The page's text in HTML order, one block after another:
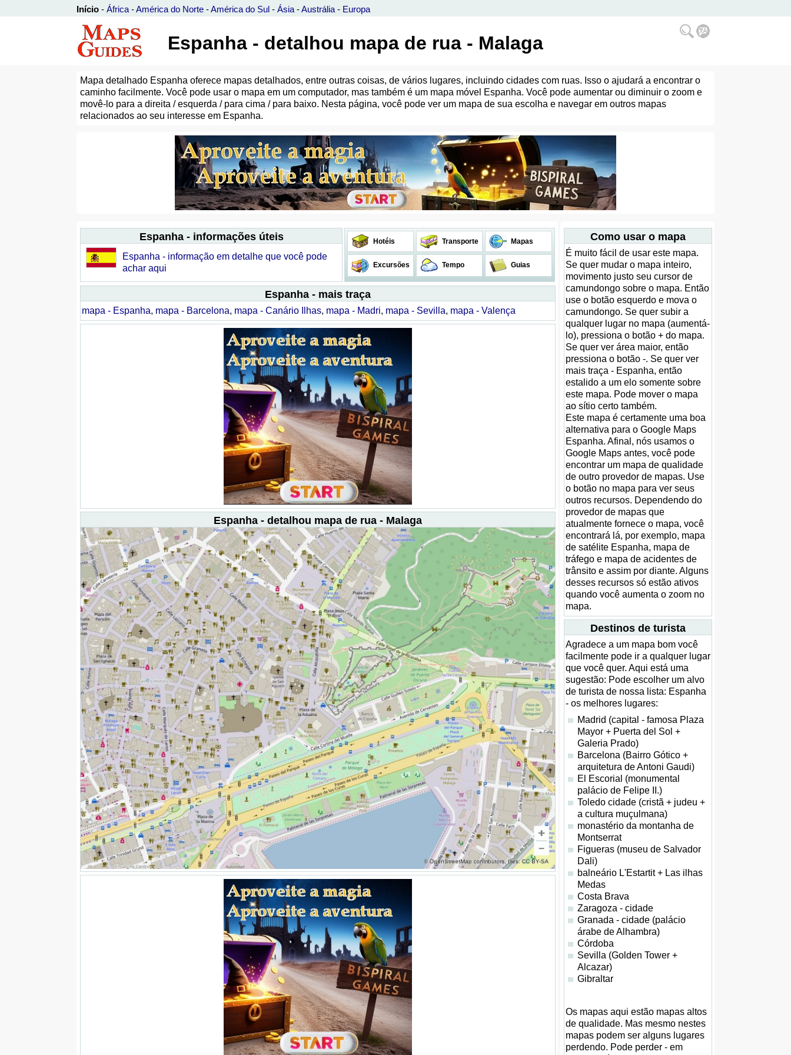
Início - África -América do Norte -América do Sul - Ásia -Austrália - Europa
Espanha - detalhou mapa de rua - Malaga
Mapa detalhado Espanha oferece mapas detalhados, entre outras coisas, de vários lugares, incluindo cidades com ruas. Isso o ajudará a encontrar o
caminho facilmente. Você pode usar o mapa em um computador, mas também é um mapa móvel Espanha. Você pode aumentar ou diminuir o zoom e
movê-lo para a direita / esquerda / para cima / para baixo. Nesta página, você pode ver um mapa de sua escolha e navegar em outros mapas
relacionados ao seu interesse em Espanha.
Espanha - informações úteis
Espanha - informação em detalhe que você pode
achar aqui
Hotéis Transporte Mapas
Excursões Tempo Guias
Espanha - mais traça
mapa - Espanha, mapa - Barcelona, mapa - Canário Ilhas, mapa - Madri, mapa - Sevilla, mapa - Valença
Espanha - detalhou mapa de rua - Malaga
Como usar o mapa
É muito fácil de usar este mapa.
Se quer mudar o mapa inteiro,
movimento justo seu cursor de
camundongo sobre o mapa. Então
use o botão esquerdo e mova o
camundongo. Se quer subir a
qualquer lugar no mapa (aumentá-
lo), pressiona o botão + do mapa.
Se quer ver área maior, então
pressiona o botão -. Se quer ver
mais traça - Espanha, então
estalido a um elo somente sobre
este mapa. Pode mover o mapa
ao sítio certo também.
Este mapa é certamente uma boa
alternativa para o Google Maps
Espanha. Afinal, nós usamos o
Google Maps antes, você pode
encontrar um mapa de qualidade
de outro provedor de mapas. Use
o botão no mapa para ver seus
outros recursos. Dependendo do
provedor de mapas que
atualmente fornece o mapa, você
encontrará lá, por exemplo, mapa
de satélite Espanha, mapa de
tráfego e mapa de acidentes de
trânsito e assim por diante. Alguns
desses recursos só estão ativos
quando você aumenta o zoom no
mapa.
Destinos de turista
Agradece a um mapa bom você
facilmente pode ir a qualquer lugar
que você quer. Aqui está uma
sugestão: Pode escolher um alvo
de turista de nossa lista: Espanha
- os melhores lugares:
Madrid (capital - famosa Plaza
Mayor + Puerta del Sol +
Galeria Prado)
Barcelona (Bairro Gótico +
arquitetura de Antoni Gaudi)
El Escorial (monumental
palácio de Felipe II.)
Toledo cidade (cristã + judeu +
a cultura muçulmana)
monastério da montanha de
Montserrat
Figueras (museu de Salvador
Dali)
balneário L'Estartit + Las ilhas
Medas
Costa Brava
Zaragoza - cidade
Granada - cidade (palácio
árabe de Alhambra)
Córdoba
Sevilla (Golden Tower +
Alcazar)
Gibraltar
Os mapas aqui estão mapas altos
de qualidade. Mas mesmo nestes
mapas podem ser alguns lugares
perdendo. Pode perder - em